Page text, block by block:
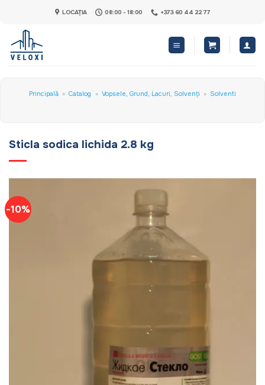
content
LOCAȚIA 08:00 - 18:00 +373 60 44 22 77
Principală » Catalog » Vopsele, Grund, Lacuri, Solvenți » Solventi
Sticla sodica lichida 2.8 kg
-10%